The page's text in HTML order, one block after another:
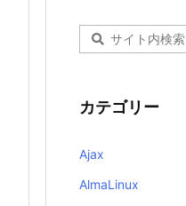
カテゴリー
Ajax
AlmaLinux